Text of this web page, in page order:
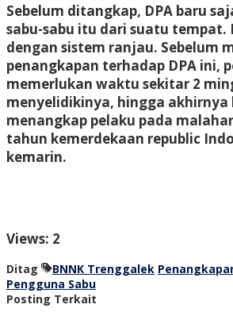
Sebelum ditangkap, DPA baru
sabu-sabu itu dari suatu tempat.
dengan sistem ranjau. Sebelum
penangkapan terhadap DPA ini,
memerlukan waktu sekitar 2
menyelidikinya, hingga akhirnya
menangkap pelaku pada
tahun kemerdekaan republic
kemarin.
Views: 2
Ditag BNNK Trenggalek
Pengguna Sabu
Posting Terkait